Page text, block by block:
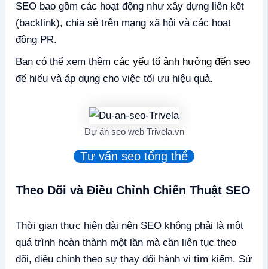
SEO bao gồm các hoạt động như xây dựng liên kết
(backlink), chia sẻ trên mạng xã hội và các hoạt
động PR.
Bạn có thể xem thêmcác yếu tố ảnh hưởng đến seo
để hiểu và áp dụng cho việc tối ưu hiệu quả.
Dự án seo web Trivela.vn
Tư vấn seo tổng thể
Theo Dõi và Điều Chỉnh Chiến Thuật SEO
Thời gian thực hiện dài nên SEO không phải là một
quá trình hoàn thành một lần mà cần liên tục theo
dõi, điều chỉnh theo sự thay đổi hành vi tìm kiếm. Sử